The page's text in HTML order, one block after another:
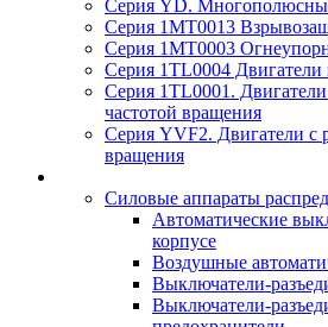
Серия YD.
Серия 1MT0013
Серия 1MT0003
Серия 1TL0004 Двигатели
Серия 1TL0001.
частотой вращения
Серия YVF2. Двигатели с
вращения
Силовые аппараты
Автоматические
корпусе
Воздушные
Выключатели-
Выключатели-